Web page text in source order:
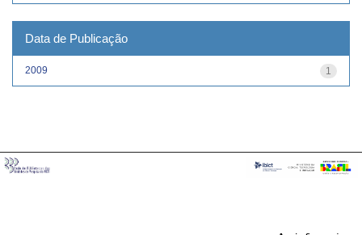
Data de Publicação
1
2009